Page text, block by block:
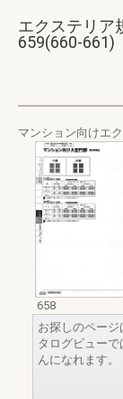
エクステリア
659(660-661)
マンション向けエ
658
お探しのペー
タログビュー
んになれます。